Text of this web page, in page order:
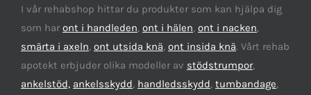
I vår rehabshop hittar du produkter som kan hjälpa dig
som haront i handleden, ont i hälen, ont i nacken,
smärta i axeln, ont utsida knä, ont insida knä. Vårt rehab
apotekt erbjuder olika modeller av stödstrumpor,
ankelstöd, ankelsskydd, handledsskydd, tumbandage,